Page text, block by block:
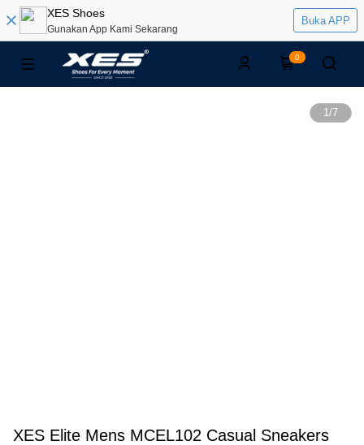
XES Shoes
Gunakan App Kami Sekarang
Buka APP
0
1/7
XES Elite Mens MCEL102 Casual Sneakers